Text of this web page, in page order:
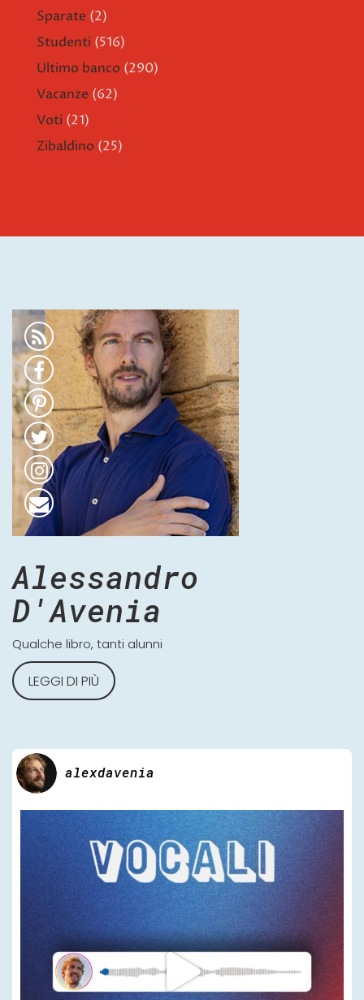
Sparate (2)
Studenti (516)
Ultimo banco (290)
Vacanze (62)
Voti (21)
Zibaldino (25)
Alessandro
D'Avenia
Qualche libro, tanti alunni
LEGGI DI PIÙ
alexdavenia